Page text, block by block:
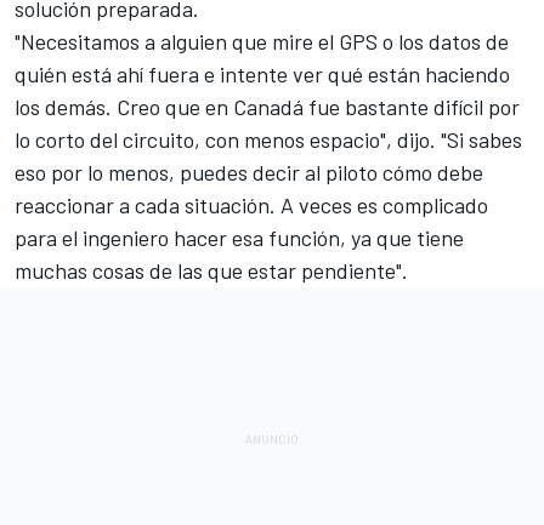
solución preparada.
"Necesitamos a alguien que mire el GPS o los datos de
quién está ahí fuera e intente ver qué están haciendo
los demás. Creo que en Canadá fue bastante difícil por
lo corto del circuito, con menos espacio", dijo. "Si sabes
eso por lo menos, puedes decir al piloto cómo debe
reaccionar a cada situación. A veces es complicado
para el ingeniero hacer esa función, ya que tiene
muchas cosas de las que estar pendiente".